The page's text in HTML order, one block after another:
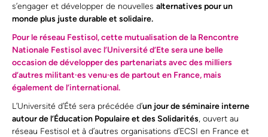
s’engager et développer de nouvelles alternatives pour un
monde plus juste durable et solidaire.
Pour le réseau Festisol, cette mutualisation de la Rencontre
Nationale Festisol avec l’Université d’Ete sera une belle
occasion de développer des partenariats avec des milliers
d’autres militant·es venu·es de partout en France, mais
également de l’international.
L’Université d’Été sera précédée d’un jour de séminaire interne
autour de l’Éducation Populaire et des Solidarités, ouvert au
réseau Festisol et à d’autres organisations d’ECSI en France et